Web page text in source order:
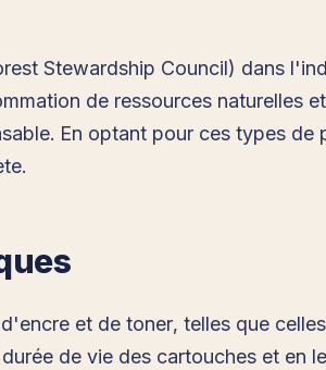
Stewardship Council) dans
de ressources naturelles
En optant pour ces types
et de toner, telles que
de vie des cartouches et en